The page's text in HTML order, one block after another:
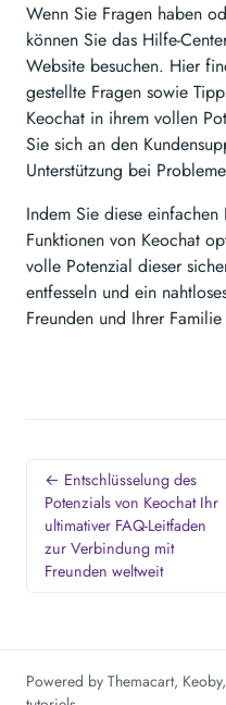
Wenn Sie Fragen haben
können Sie das Hilfe-
Website besuchen. Hier
gestellte Fragen sowie
Keochat in ihrem vollen
Sie sich an den
Unterstützung bei
Indem Sie diese
Funktionen von Keochat
volle Potenzial dieser
entfesseln und ein
Freunden und Ihrer
← Entschlüsselung des
Potenzials von Keochat Ihr
ultimativer FAQ-Leitfaden
zur Verbindung mit
Freunden weltweit
Powered by Themacart, Keoby,